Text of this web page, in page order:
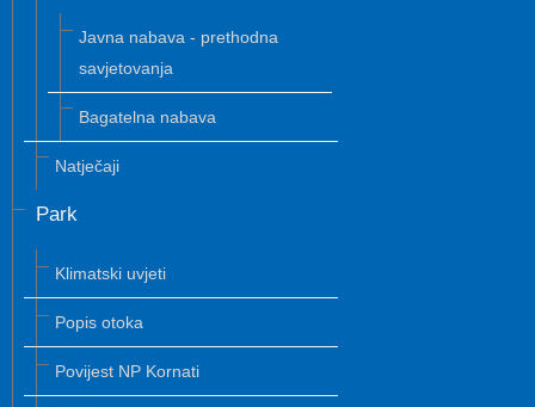
Javna nabava - prethodna
savjetovanja
Bagatelna nabava
Natječaji
Park
Klimatski uvjeti
Popis otoka
Povijest NP Kornati